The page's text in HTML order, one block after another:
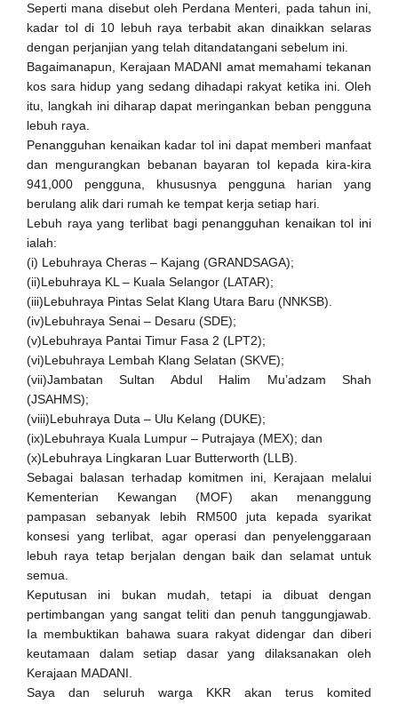
Seperti mana disebut oleh Perdana Menteri, pada tahun ini,
kadar tol di 10 lebuh raya terbabit akan dinaikkan selaras
dengan perjanjian yang telah ditandatangani sebelum ini.
Bagaimanapun, Kerajaan MADANI amat memahami tekanan
kos sara hidup yang sedang dihadapi rakyat ketika ini. Oleh
itu, langkah ini diharap dapat meringankan beban pengguna
lebuh raya.
Penangguhan kenaikan kadar tol ini dapat memberi manfaat
dan mengurangkan bebanan bayaran tol kepada kira-kira
941,000 pengguna, khususnya pengguna harian yang
berulang alik dari rumah ke tempat kerja setiap hari.
Lebuh raya yang terlibat bagi penangguhan kenaikan tol ini
ialah:
(i) Lebuhraya Cheras – Kajang (GRANDSAGA);
(ii)Lebuhraya KL – Kuala Selangor (LATAR);
(iii)Lebuhraya Pintas Selat Klang Utara Baru (NNKSB).
(iv)Lebuhraya Senai – Desaru (SDE);
(v)Lebuhraya Pantai Timur Fasa 2 (LPT2);
(vi)Lebuhraya Lembah Klang Selatan (SKVE);
(vii)Jambatan Sultan Abdul Halim Mu’adzam Shah
(JSAHMS);
(viii)Lebuhraya Duta – Ulu Kelang (DUKE);
(ix)Lebuhraya Kuala Lumpur – Putrajaya (MEX); dan
(x)Lebuhraya Lingkaran Luar Butterworth (LLB).
Sebagai balasan terhadap komitmen ini, Kerajaan melalui
Kementerian Kewangan (MOF) akan menanggung
pampasan sebanyak lebih RM500 juta kepada syarikat
konsesi yang terlibat, agar operasi dan penyelenggaraan
lebuh raya tetap berjalan dengan baik dan selamat untuk
semua.
Keputusan ini bukan mudah, tetapi ia dibuat dengan
pertimbangan yang sangat teliti dan penuh tanggungjawab.
Ia membuktikan bahawa suara rakyat didengar dan diberi
keutamaan dalam setiap dasar yang dilaksanakan oleh
Kerajaan MADANI.
Saya dan seluruh warga KKR akan terus komited